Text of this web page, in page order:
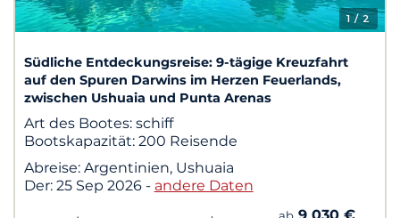
1/ 2
Südliche Entdeckungsreise: 9-tägige Kreuzfahrt
auf den Spuren Darwins im Herzen Feuerlands,
zwischen Ushuaia und Punta Arenas
Art des Bootes: schiff
Bootskapazität: 200 Reisende
Abreise: Argentinien, Ushuaia
Der: 25 Sep 2026 - andere Daten